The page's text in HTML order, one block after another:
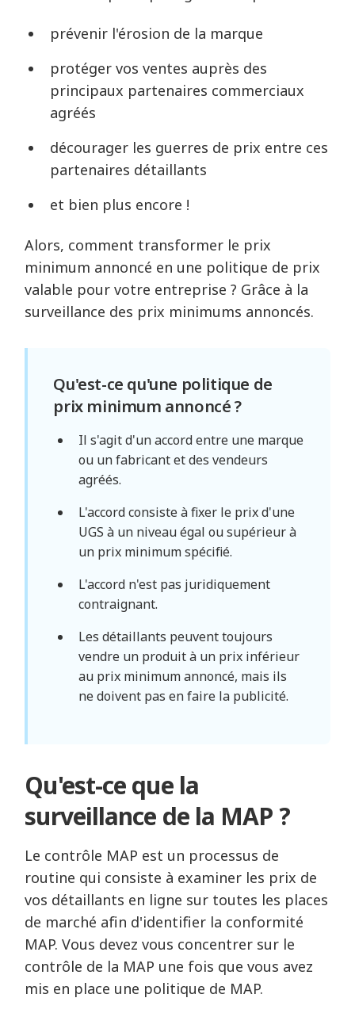
prévenir l'érosion de la marque
protéger vos ventes auprès des
principaux partenaires commerciaux
agréés
décourager les guerres de prix entre ces
partenaires détaillants
et bien plus encore !
Alors, comment transformer le prix
minimum annoncé en une politique de prix
valable pour votre entreprise ? Grâce à la
surveillance des prix minimums annoncés.
Qu'est-ce qu'une politique de
prix minimum annoncé ?
Il s'agit d'un accord entre une marque
ou un fabricant et des vendeurs
agréés.
L'accord consiste à fixer le prix d'une
UGS à un niveau égal ou supérieur à
un prix minimum spécifié.
L'accord n'est pas juridiquement
contraignant.
Les détaillants peuvent toujours
vendre un produit à un prix inférieur
au prix minimum annoncé, mais ils
ne doivent pas en faire la publicité.
Qu'est-ce que la
surveillance de la MAP ?
Le contrôle MAP est un processus de
routine qui consiste à examiner les prix de
vos détaillants en ligne sur toutes les places
de marché afin d'identifier la conformité
MAP. Vous devez vous concentrer sur le
contrôle de la MAP une fois que vous avez
mis en place une politique de MAP.